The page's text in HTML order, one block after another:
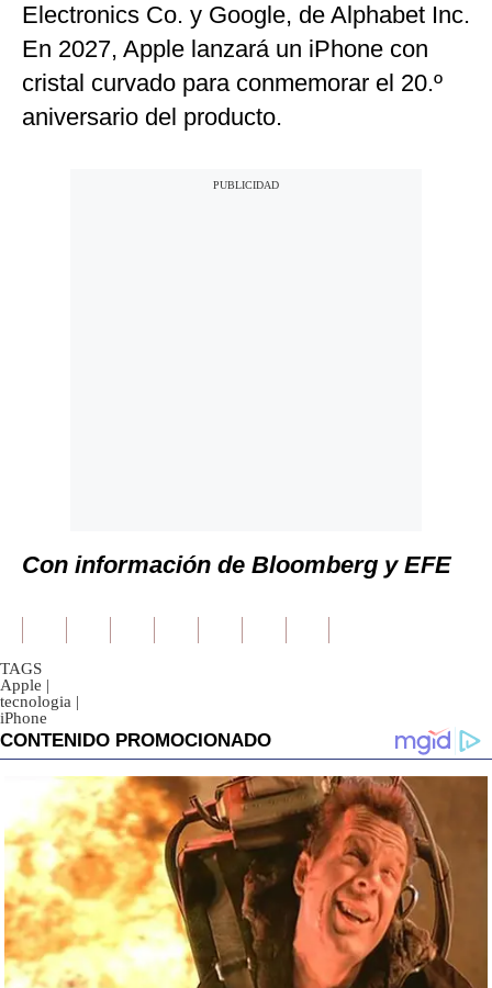
Electronics Co. y Google, de Alphabet Inc.
En 2027, Apple lanzará un iPhone con
cristal curvado para conmemorar el 20.º
aniversario del producto.
Con información de Bloomberg y EFE
TAGS
Apple |
tecnologia |
iPhone